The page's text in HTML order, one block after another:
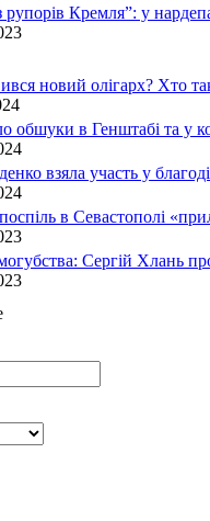
рупорів Кремля”: у
новий олігарх? Хто
обшуки в Генштабі та у
взяла участь у
в Севастополі
Сергій Хлань